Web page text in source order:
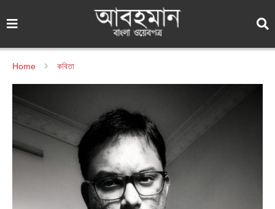
Home কবিতা